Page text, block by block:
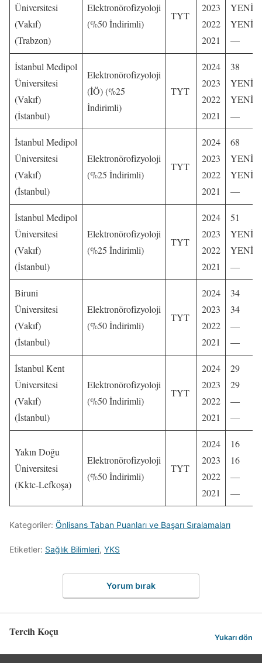
Üniversitesi
(Vakıf)
(Trabzon)
Elektronörofizyoloji
(%50 İndirimli)
TYT
2023
2022
2021
YENİ
YENİ
—
İstanbul Medipol
Üniversitesi
(Vakıf)
(İstanbul)
Elektronörofizyoloji
(İÖ) (%25
İndirimli)
TYT
2024
2023
2022
2021
38
YENİ
YENİ
—
İstanbul Medipol
Üniversitesi
(Vakıf)
(İstanbul)
Elektronörofizyoloji
(%25 İndirimli)
TYT
2024
2023
2022
2021
68
YENİ
YENİ
—
İstanbul Medipol
Üniversitesi
(Vakıf)
(İstanbul)
Elektronörofizyoloji
(%25 İndirimli)
TYT
2024
2023
2022
2021
51
YENİ
YENİ
—
Biruni
Üniversitesi
(Vakıf)
(İstanbul)
Elektronörofizyoloji
(%50 İndirimli)
TYT
2024
2023
2022
2021
34
34
—
—
İstanbul Kent
Üniversitesi
(Vakıf)
(İstanbul)
Elektronörofizyoloji
(%50 İndirimli)
TYT
2024
2023
2022
2021
29
29
—
—
Yakın Doğu
Üniversitesi
(Kktc-Lefkoşa)
Elektronörofizyoloji
(%50 İndirimli)
TYT
2024
2023
2022
2021
16
16
—
—
Kategoriler: Önlisans Taban Puanları ve Başarı Sıralamaları
Etiketler: Sağlık Bilimleri, YKS
Yorum bırak
Tercih Koçu Yukarı dön